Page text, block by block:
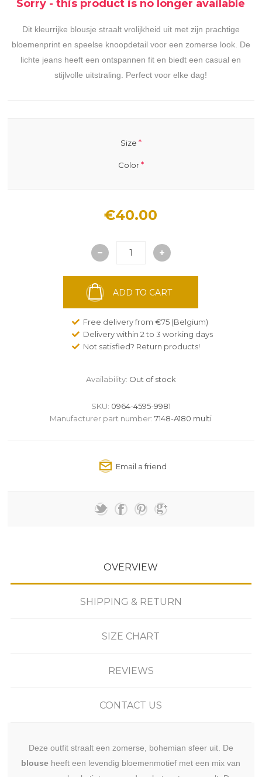
Sorry - this product is no longer available
Dit kleurrijke blousje straalt vrolijkheid uit met zijn prachtige
bloemenprint en speelse knoopdetail voor een zomerse look. De
lichte jeans heeft een ontspannen fit en biedt een casual en
stijlvolle uitstraling. Perfect voor elke dag!
Size *
Color*
€40.00
ADD TO CART
Free delivery from €75 (Belgium)
Delivery within 2 to 3 working days
Not satisfied? Return products!
Availability: Out of stock
SKU: 0964-4595-9981
Manufacturer part number: 7148-A180 multi
OVERVIEW
SHIPPING & RETURN
SIZE CHART
REVIEWS
CONTACT US
Deze outfit straalt een zomerse, bohemian sfeer uit. De
blouse heeft een levendig bloemenmotief met een mix van